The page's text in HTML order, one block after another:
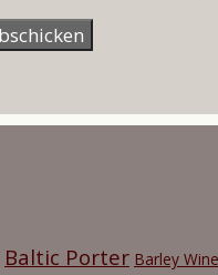
Baltic Porter Barley Wine